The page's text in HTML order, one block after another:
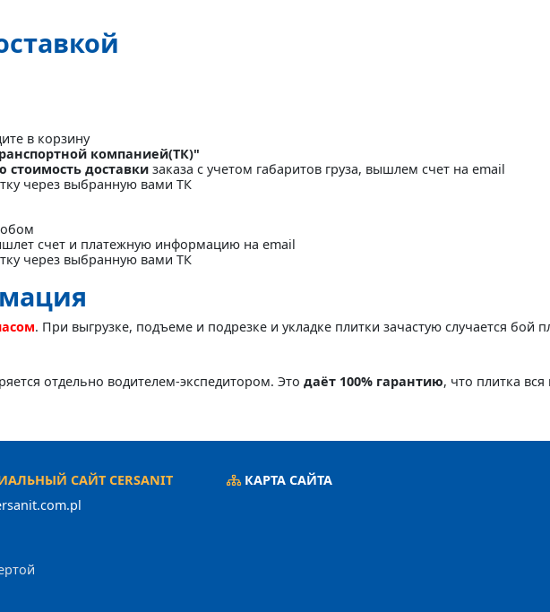
в корзину
компанией(ТК)"
доставки заказа с учетом габаритов груза, вышлем счет на email
через выбранную вами ТК
счет и платежную информацию на email
через выбранную вами ТК
. При выгрузке, подъеме и подрезке и укладке плитки зачастую случается бой
отдельно водителем-экспедитором. Это даёт 100% гарантию, что плитка
САЙТ CERSANIT
КАРТА САЙТА